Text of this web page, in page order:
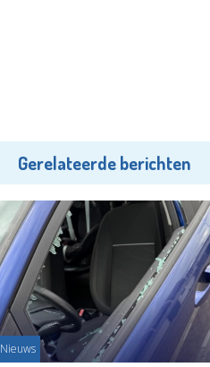
Gerelateerde berichten
Nieuws